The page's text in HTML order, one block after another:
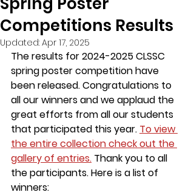
Competitions Results
Updated: Apr 17, 2025
The results for 2024-2025 CLSSC
spring poster competition have
been released. Congratulations to
all our winners and we applaud the
great efforts from all our students
that participated this year. To view
the entire collection check out the
gallery of entries. Thank you to all
the participants. Here is a list of
winners: